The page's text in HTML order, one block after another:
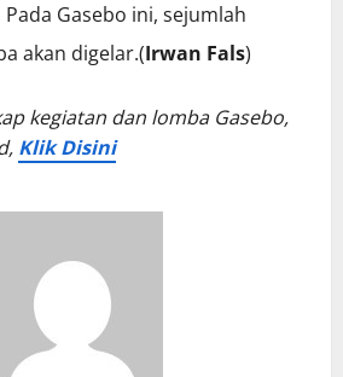
Pada Gasebo ini, sejumlah
akan digelar.(Irwan Fals)
kegiatan dan lomba Gasebo,
Klik Disini